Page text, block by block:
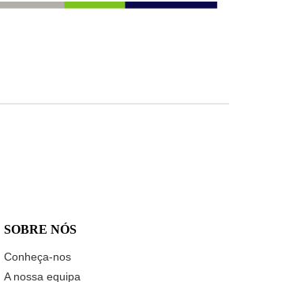
SOBRE NÓS
Conheça-nos
A nossa equipa